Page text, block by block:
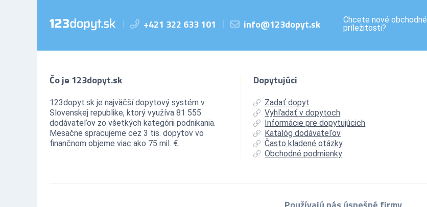
+421 322 633 101 info@123dopyt.sk
Chcete nové obchodné
príležitosti?
Čo je 123dopyt.sk
123dopyt.sk je najväčší dopytový systém v
Slovenskej republike, ktorý využíva 81 555
dodávateľov zo všetkých kategórii podnikania.
Mesačne spracujeme cez 3 tis. dopytov vo
finančnom objeme viac ako 75 mil. €.
Dopytujúci
Zadať dopyt
Vyhľadať v dopytoch
Informácie pre dopytujúcich
Katalóg dodávateľov
Často kladené otázky
Obchodné podmienky